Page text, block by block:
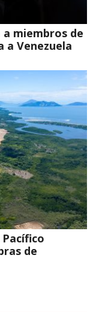
miembros de
a Venezuela
de